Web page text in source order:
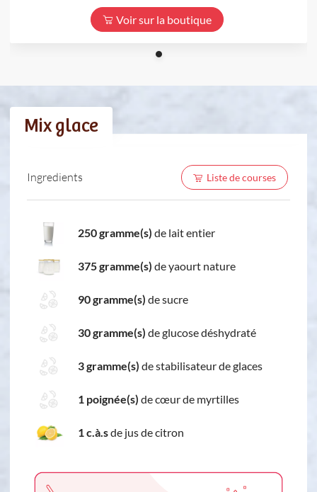
Voir sur la boutique
Mix glace
Ingredients Liste de courses
250 gramme(s) de lait entier
375 gramme(s) de yaourt nature
90 gramme(s) de sucre
30 gramme(s) de glucose déshydraté
3 gramme(s) de stabilisateur de glaces
1 poignée(s) de cœur de myrtilles
1 c.à.sde jus de citron